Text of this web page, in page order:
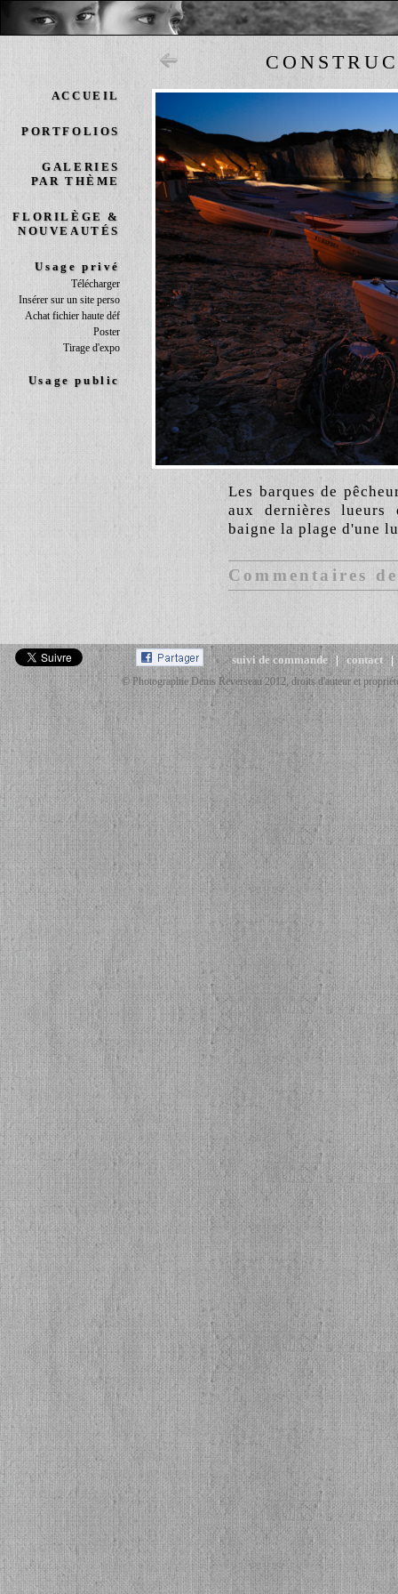
ACCUEIL
PORTFOLIOS
GALERIES
PAR THÈME
FLORILÈGE &
NOUVEAUTÉS
Usage privé
Télécharger
Insérer sur un site perso
Achat fichier haute déf
Poster
Tirage d'expo
Usage public
Les barques de
aux dernières
baigne la plage d'une
Commentaires
suivi de commande|contact
© Photographie Denis Reverseau 2012, droits d'auteur et